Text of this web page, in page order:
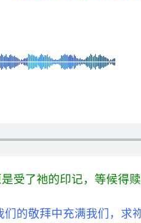
受了祂的印记，等候得
的敬拜中充满我们，求